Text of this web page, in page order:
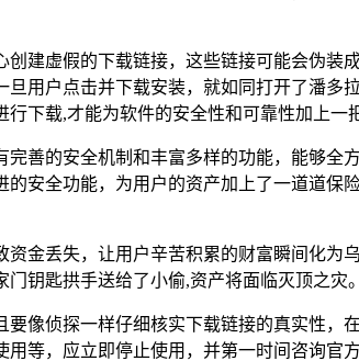
建虚假的下载链接，这些链接可能会伪装
用户点击并下载安装，就如同打开了潘多
下载,才能为软件的安全性和可靠性加上一
善的安全机制和丰富多样的功能，能够全
安全功能，为用户的资产加上了一道道保
金丢失，让用户辛苦积累的财富瞬间化为
钥匙拱手送给了小偷,资产将面临灭顶之灾。
像侦探一样仔细核实下载链接的真实性，
等，应立即停止使用，并第一时间咨询官